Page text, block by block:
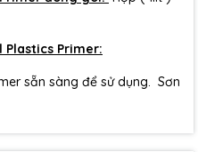
Plastics Primer:
sẵn sàng để sử dụng. Sơn